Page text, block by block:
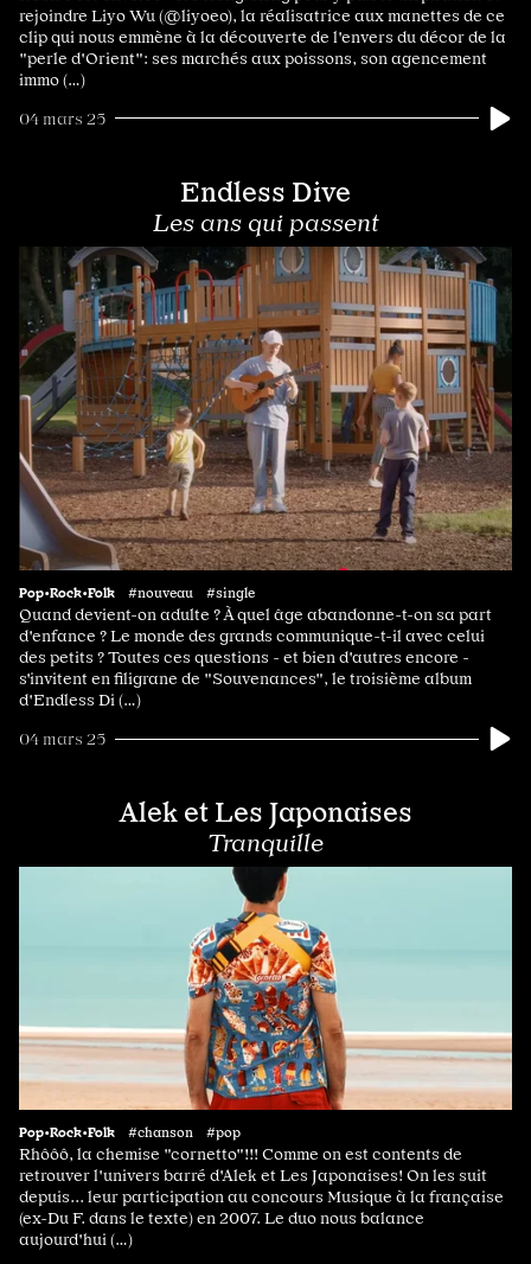
rejoindre Liyo Wu (@liyoeo), la réalisatrice aux manettes de ce
clip qui nous emmène à la découverte de l'envers du décor de la
"perle d'Orient": ses marchés aux poissons, son agencement
immo (…)
04 mars 25
Endless Dive
Les ans qui passent
Pop•Rock•Folk #nouveau #single
Quand devient-on adulte ? À quel âge abandonne-t-on sa part
d'enfance ? Le monde des grands communique-t-il avec celui
des petits ? Toutes ces questions - et bien d'autres encore -
s'invitent en filigrane de "Souvenances", le troisième album
d'Endless Di (…)
04 mars 25
Alek et Les Japonaises
Tranquille
Pop•Rock•Folk #chanson #pop
Rhôôô, la chemise "cornetto"!!! Comme on est contents de
retrouver l'univers barré d'Alek et Les Japonaises! On les suit
depuis... leur participation au concours Musique à la française
(ex-Du F. dans le texte) en 2007. Le duo nous balance
aujourd'hui (…)